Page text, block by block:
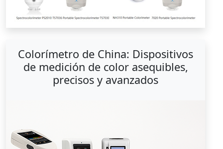
Colorímetro de China: Dispositivos
de medición de color asequibles,
precisos y avanzados